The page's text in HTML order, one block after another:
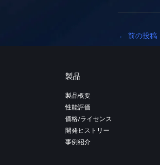
← 前の投稿
製品
製品概要
性能評価
価格/ライセンス
開発ヒストリー
事例紹介